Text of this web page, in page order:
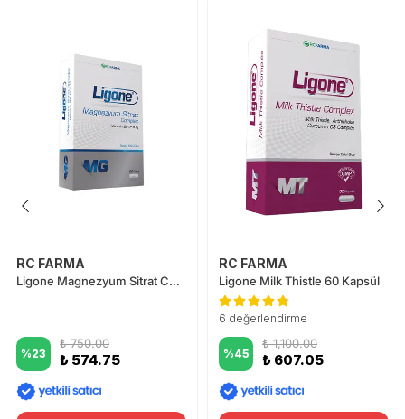
RC FARMA
Ligone Magnezyum Sitrat Complex 60 Tablet
%23
₺ 750.00
₺ 574.75
RC FARMA
Ligone Milk Thistle 60 Kapsül
6 değerlendirme
%45
₺ 1,100.00
₺ 607.05